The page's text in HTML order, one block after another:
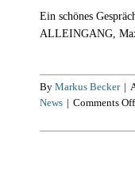
Ein schönes
ALLEINGANG,
ByMarkus Becker |
News | Comments Off